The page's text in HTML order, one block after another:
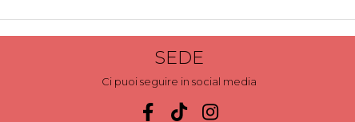
SEDE
Ci puoi seguire in social media